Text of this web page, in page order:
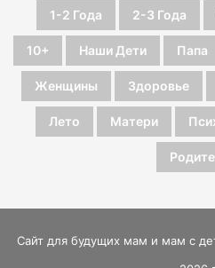
1-2 Года 2-3 Года
10+ Наши Дети Папа
Женщины Здоровье
Лето Матери
Сайт для будущих мам и мам с